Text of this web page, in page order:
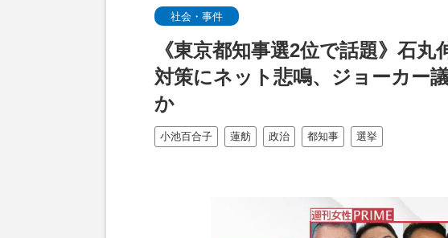
社会・事件
《東京都知事選2位で話題》石丸
対策にネット悲鳴、ジョーカー
か
小池百合子 蓮舫 政治 都知事 選挙